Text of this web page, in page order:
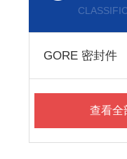
GORE 密封件
查看全